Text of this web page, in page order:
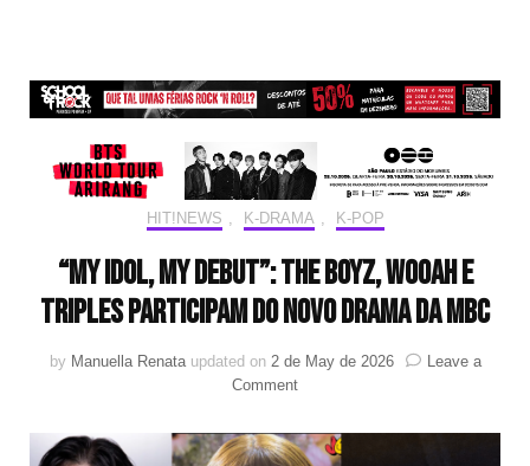
HIT!NEWS K-DRAMA K-POP
“My Idol, My Debut”: THE BOYZ, WOOAH e
tripleS participam do novo drama da MBC
by Manuella Renata updated on 2 de May de 2026
Leave a
Commenton
Idol,
My